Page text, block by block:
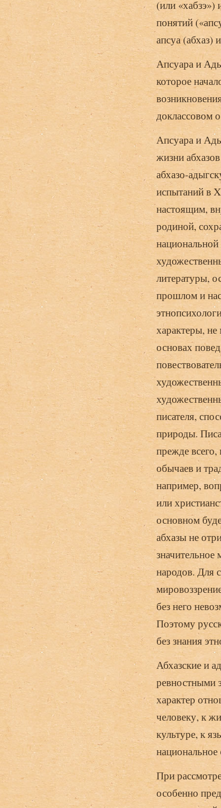
(или «хабзэ»)
понятий
апсуа (абхаз)
Апсуара и
которое
доклассовом
Апсуара и
жизни
абхазо-
испытаний в
настоящим,
родиной,
литературы,
прошлом и
характеры, не
основах
писателя,
природы.
прежде
обычаев и
например,
или
основном
абхазы не
значительное
народов. Для
без него
Поэтому
без знания
Абхазские и
ревностными
характер
человеку, к
культуре, к
национальное
При
особенно